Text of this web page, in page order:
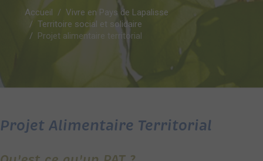
Accueil
Vivre en Pays de Lapalisse
Territoire social et solidaire
Projet alimentaire territorial
Projet Alimentaire Territorial